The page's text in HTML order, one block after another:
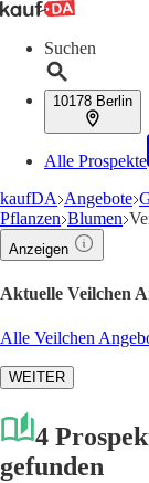
Suchen
10178 Berlin
Alle Prospekte
kaufDA Angebote
Pflanzen Blumen
Anzeigen
Aktuelle Veilchen
Alle Veilchen
WEITER
4
gefunden